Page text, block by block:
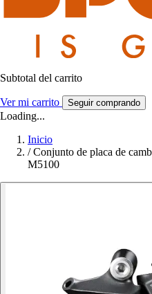
Subtotal del carrito
Ver mi carrito Seguir comprando
Loading...
Inicio
/ Conjunto de placa de
M5100